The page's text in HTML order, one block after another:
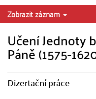
Zobrazit záznam
Učení Jednoty
Páně (1575-
Dizertační práce